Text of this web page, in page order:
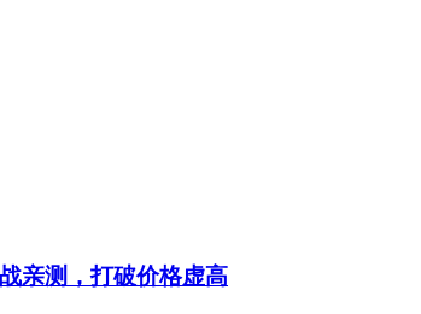
亲测，打破价格虚高